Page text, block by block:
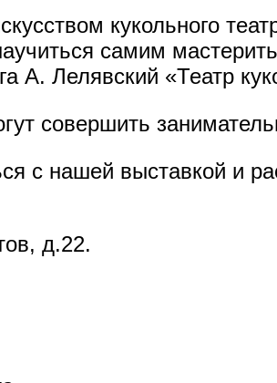
кукольного
самим
А. Лелявский «Театр
совершить
с нашей выставкой и
д.22.